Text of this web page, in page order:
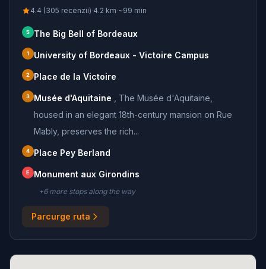
4.4 (305 recenzii)·4.2 km·~99 min
S The Big Bell of Bordeaux
1 University of Bordeaux - Victoire Campus
2 Place de la Victoire
3 Musée d'Aquitaine
The Musée d'Aquitaine,
housed in an elegant 18th-century mansion on Rue
Mably, preserves the rich...
4 Place Pey Berland
E Monument aux Girondins
+6more stopsalong the way
Parcurge ruta